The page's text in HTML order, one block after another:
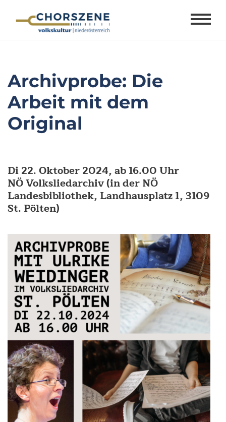
Archivprobe: Die
Arbeit mit dem
Original
Di 22. Oktober 2024, ab 16.00 Uhr
NÖ Volksliedarchiv (in der NÖ
Landesbibliothek, Landhausplatz 1, 3109
St. Pölten)